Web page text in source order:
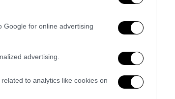
Google for online advertising
advertising.
to analytics like cookies on
ταινία του
κέρδισε το
Zone of
καλύτερη ταινία